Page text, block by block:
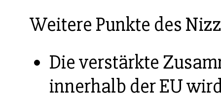
Weitere Punkte des
Die verstärkte
innerhalb der EU